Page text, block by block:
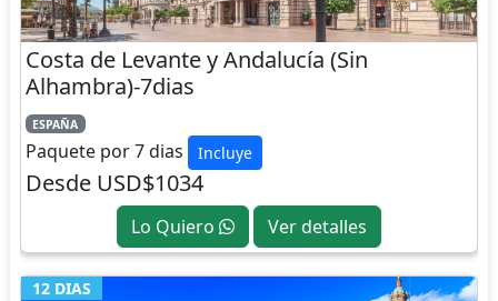
Costa de Levante y Andalucía (Sin
Alhambra)-7dias
ESPAÑA
Paquete por 7 dias Incluye
Desde USD$1034
Lo Quiero Ver detalles
12 DIAS